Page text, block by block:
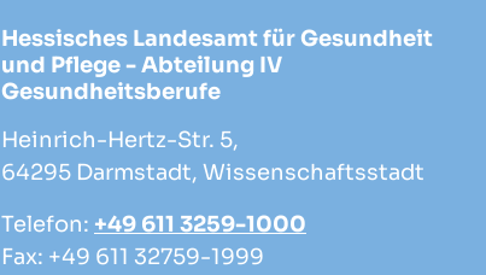
Hessisches Landesamt für Gesundheit
und Pflege - Abteilung IV
Gesundheitsberufe
Heinrich-Hertz-Str. 5,
64295 Darmstadt, Wissenschaftsstadt
Telefon: +49 611 3259-1000
Fax: +49 611 32759-1999